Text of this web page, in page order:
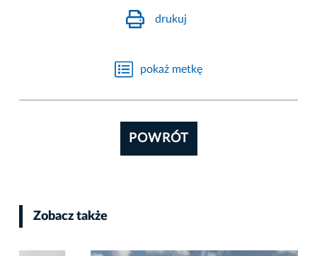
drukuj
pokaż metkę
POWRÓT
Zobacz także